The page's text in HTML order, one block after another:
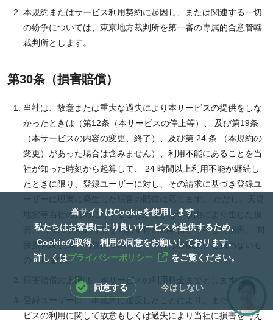
本規約またはサービス利用契約に起因し、または関連する一切
の紛争については、東京地方裁判所を第一審の専属的合意管轄
裁判所とします。
第30条（損害賠償）
当社は、故意または重大な過失により本サービスの提供をしな
かったときは（第12条（本サービスの停止等）、 及び第19条
（本サービスの内容の変更、終了）、及び第 24 条 （本規約の
変更）があった場合は含みません）、利用不能にあることを当
社が知った時刻から起算して、 24 時間以上利用不能が継続し
たときに限り、登録ユーザーに対し、その請求に基づき登録ユ
地変等当社の責めに帰することができない事由により生じた損
害、当社の予見の有無を問わず特別の事情から生じた損害、 間
接損害及び逸失利益については、当社は賠償責任を負わないも
のとします。
損害賠償の上限は、本サービスの利用料金までとします。
登録ユーザーは、本規約に違反したことにより、または本サー
ビスの利用に関して故意もしくは過失により当社に損害を与え
当サイトはCookieを使用します。
私たちはお客様により良いサービスを提供するため、
Cookieの取得、利用の同意をお願いしております。
詳しくはプライバシーポリシー をご覧ください。
同意する 今はしない